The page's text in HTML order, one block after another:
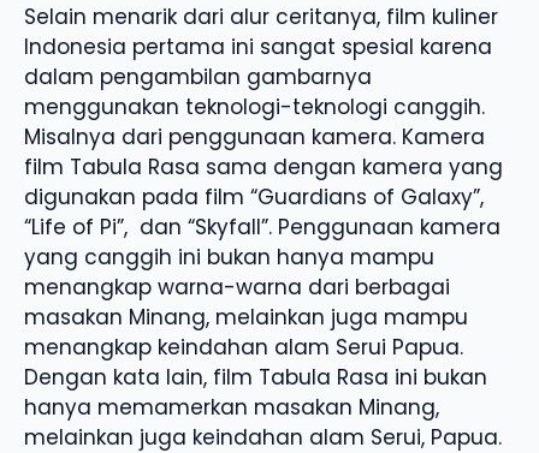
Selain menarik dari alur ceritanya, film kuliner
Indonesia pertama ini sangat spesial karena
dalam pengambilan gambarnya
menggunakan teknologi-teknologi canggih.
Misalnya dari penggunaan kamera. Kamera
film Tabula Rasa sama dengan kamera yang
digunakan pada film “Guardians of Galaxy”,
“Life of Pi”, dan “Skyfall”. Penggunaan kamera
yang canggih ini bukan hanya mampu
menangkap warna-warna dari berbagai
masakan Minang, melainkan juga mampu
menangkap keindahan alam Serui Papua.
Dengan kata lain, film Tabula Rasa ini bukan
hanya memamerkan masakan Minang,
melainkan juga keindahan alam Serui, Papua.